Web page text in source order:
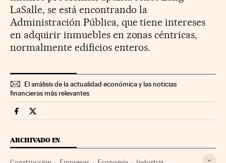
LaSalle, se está encontrando la
Administración Pública, que tiene intereses
en adquirir inmuebles en zonas céntricas,
normalmente edificios enteros.
El análisis de la actualidad económica y las noticias
financieras más relevantes
Companias Cinco Días en Facebook
Companias Cinco Días en Twitter
ARCHIVADO EN